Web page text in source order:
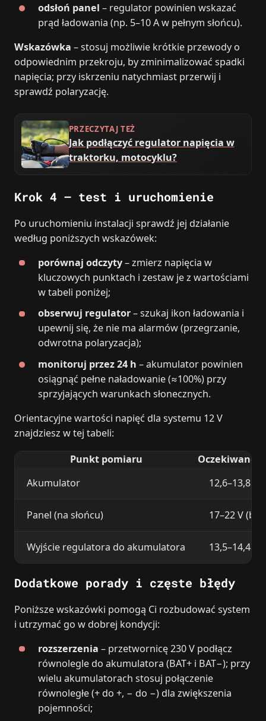
odsłoń panel – regulator powinien wskazać
prąd ładowania (np. 5–10 A w pełnym słońcu).
Wskazówka – stosuj możliwie krótkie przewody o
odpowiednim przekroju, by zminimalizować spadki
napięcia; przy iskrzeniu natychmiast przerwij i
sprawdź polaryzację.
PRZECZYTAJ TEŻ
Jak podłączyć regulator napięcia w
traktorku, motocyklu?
Krok 4 – test i uruchomienie
Po uruchomieniu instalacji sprawdź jej działanie
według poniższych wskazówek:
porównaj odczyty– zmierz napięcia w
kluczowych punktach i zestaw je z wartościami
w tabeli poniżej;
obserwuj regulator– szukaj ikon ładowania i
upewnij się, że nie ma alarmów (przegrzanie,
odwrotna polaryzacja);
monitoruj przez 24 h – akumulator powinien
osiągnąć pełne naładowanie (≈100%) przy
sprzyjających warunkach słonecznych.
Orientacyjne wartości napięć dla systemu 12 V
znajdziesz w tej tabeli:
Punkt pomiaru
Oczekiwane
Akumulator
12,6–13,8 V
Panel (na słońcu) 17–22 V
Wyjście regulatora do akumulatora 13,5–14,4 V
Dodatkowe porady i częste błędy
Poniższe wskazówki pomogą Ci rozbudować system
i utrzymać go w dobrej kondycji:
rozszerzenia – przetwornicę 230 V podłącz
równolegle do akumulatora (BAT+ i BAT−); przy
wielu akumulatorach stosuj połączenie
równoległe (+ do +, − do −) dla zwiększenia
pojemności;